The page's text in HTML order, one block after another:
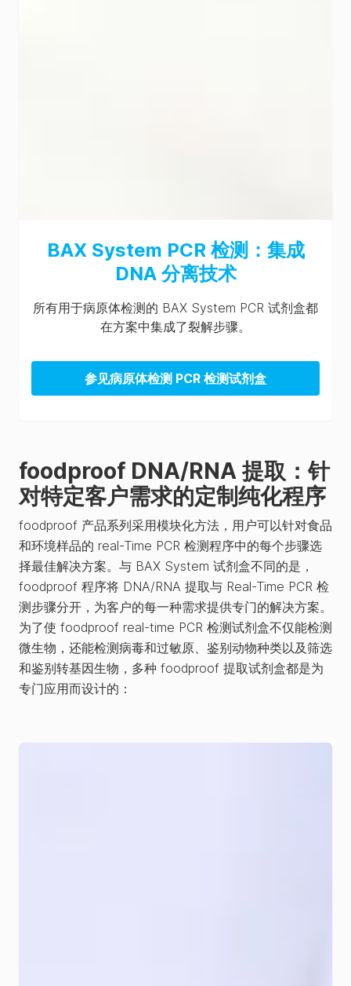
BAX System PCR 检测：集成
DNA 分离技术
所有用于病原体检测的 BAX System PCR 试剂盒都
在方案中集成了裂解步骤。
参见病原体检测 PCR 检测试剂盒
foodproof DNA/RNA 提取：针
对特定客户需求的定制纯化程序
foodproof 产品系列采用模块化方法，用户可以针对食品
和环境样品的 real-Time PCR 检测程序中的每个步骤选
择最佳解决方案。与 BAX System 试剂盒不同的是，
foodproof 程序将 DNA/RNA 提取与 Real-Time PCR 检
测步骤分开，为客户的每一种需求提供专门的解决方案。
为了使 foodproof real-time PCR 检测试剂盒不仅能检测
微生物，还能检测病毒和过敏原、鉴别动物种类以及筛选
和鉴别转基因生物，多种 foodproof 提取试剂盒都是为
专门应用而设计的：